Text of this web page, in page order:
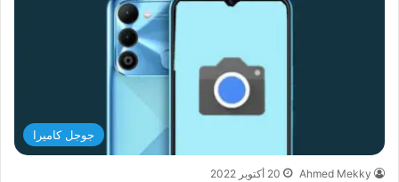
جوجل كاميرا
Ahmed Mekky 20 أكتوبر 2022